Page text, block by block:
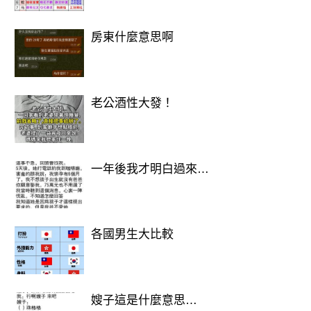
.
.
.
.
答
案
即
房東什麼意思啊
老公酒性大發！
一年後我才明白過來…
各國男生大比較
嫂子這是什麼意思…